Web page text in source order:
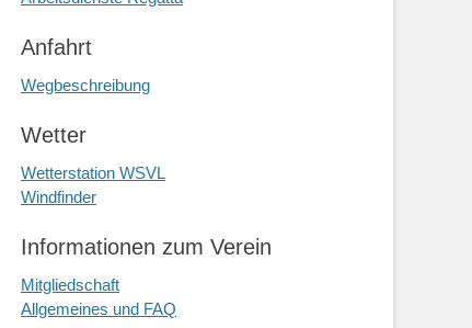
Anfahrt
Wegbeschreibung
Wetter
Wetterstation WSVL
Windfinder
Informationen zum Verein
Mitgliedschaft
Allgemeines und FAQ